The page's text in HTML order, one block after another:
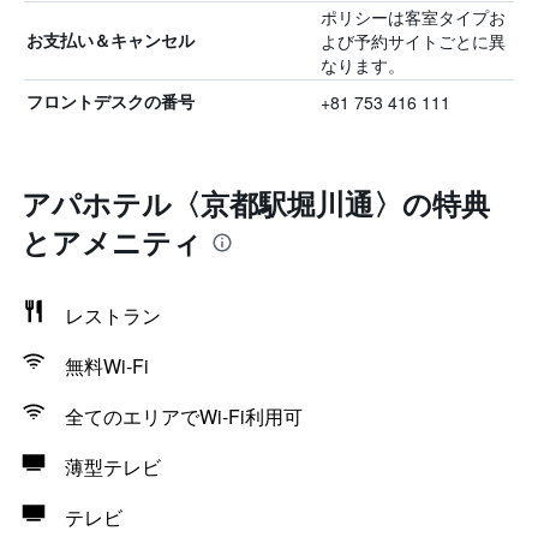
お支払い＆キャンセル
ポリシーは客室タイプお
よび予約サイトごとに異
なります。
フロントデスクの番号 +81 753 416 111
アパホテル〈京都駅堀川通〉の特典
とアメニティ
レストラン
無料Wi-Fi
全てのエリアでWi-Fi利用可
薄型テレビ
テレビ